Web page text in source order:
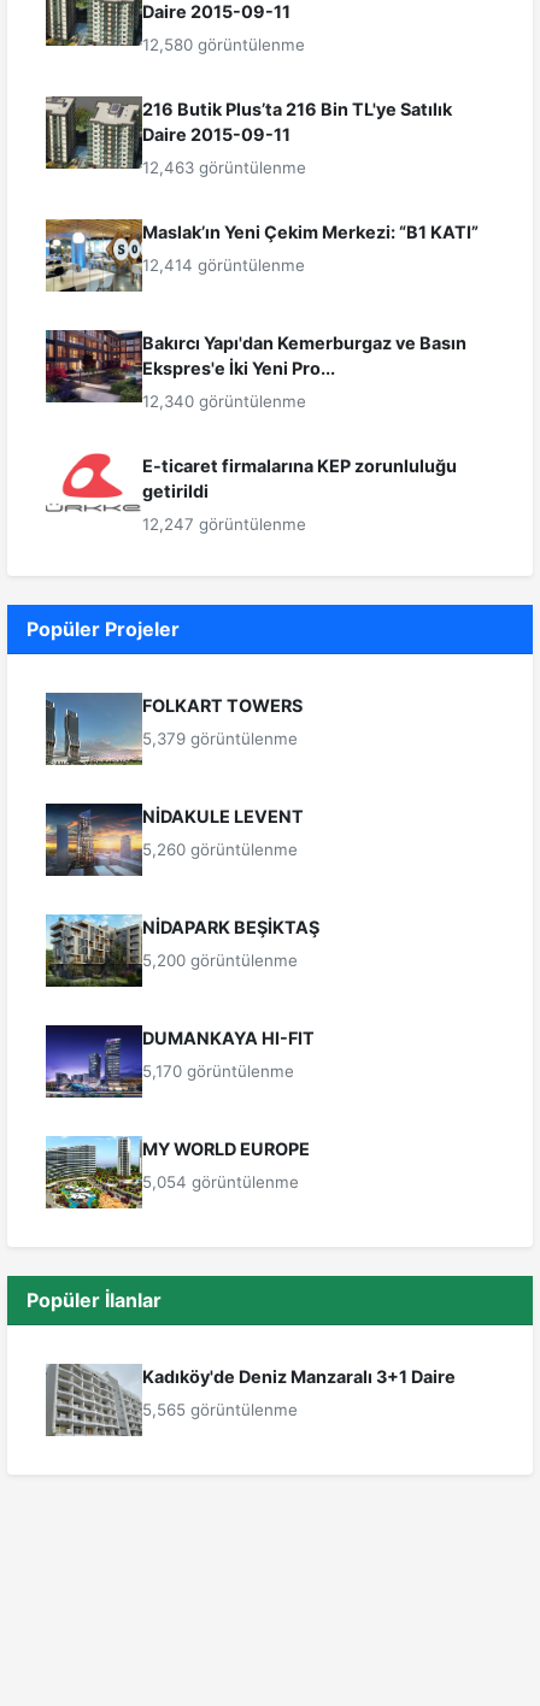
Daire 2015-09-11
12,580 görüntülenme
216 Butik Plus’ta 216 Bin TL'ye Satılık
Daire 2015-09-11
12,463 görüntülenme
Maslak’ın Yeni Çekim Merkezi: “B1 KATI”
12,414 görüntülenme
Bakırcı Yapı'dan Kemerburgaz ve Basın
Ekspres'e İki Yeni Pro...
12,340 görüntülenme
E-ticaret firmalarına KEP zorunluluğu
getirildi
12,247 görüntülenme
Popüler Projeler
FOLKART TOWERS
5,379 görüntülenme
NİDAKULE LEVENT
5,260 görüntülenme
NİDAPARK BEŞİKTAŞ
5,200 görüntülenme
DUMANKAYA HI-FIT
5,170 görüntülenme
MY WORLD EUROPE
5,054 görüntülenme
Popüler İlanlar
Kadıköy'de Deniz Manzaralı 3+1 Daire
5,565 görüntülenme